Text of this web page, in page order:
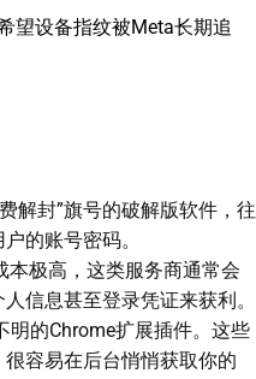
望设备指纹被Meta长期追
解封”旗号的破解版软件，往
的账号密码。
本极高，这类服务商通常会
信息甚至登录凭证来获利。
明的Chrome扩展插件。这些
容易在后台悄悄获取你的